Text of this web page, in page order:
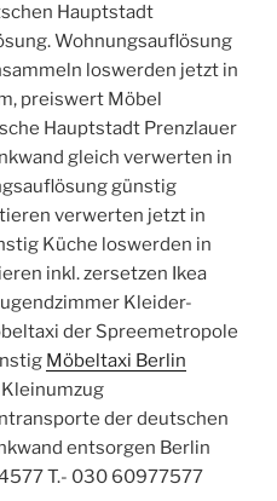
Hauptstadt
Wohnungsauflösung
loswerden jetzt in
preiswert Möbel
Hauptstadt Prenzlauer
gleich verwerten in
günstig
verwerten jetzt in
Küche loswerden in
inkl. zersetzen Ikea
Kleider-
der Spreemetropole
Möbeltaxi Berlin
der deutschen
entsorgen Berlin
T.- 030 60977577